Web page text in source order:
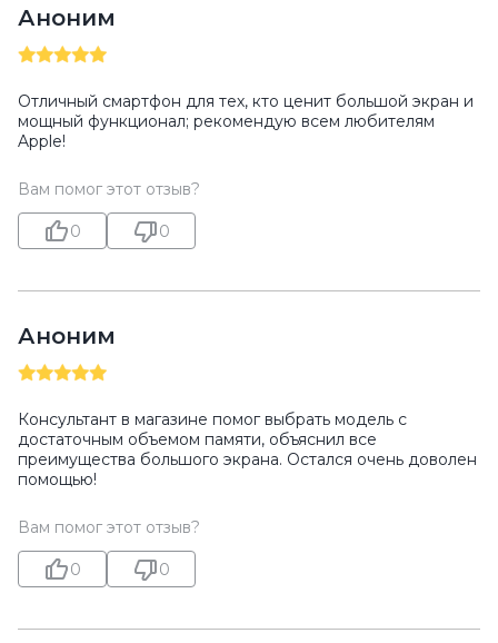
Аноним
Отличный смартфон для тех, кто ценит большой экран и
мощный функционал; рекомендую всем любителям
Apple!
Вам помог этот отзыв?
0 0
Аноним
Консультант в магазине помог выбрать модель с
достаточным объемом памяти, объяснил все
преимущества большого экрана. Остался очень доволен
помощью!
Вам помог этот отзыв?
0 0